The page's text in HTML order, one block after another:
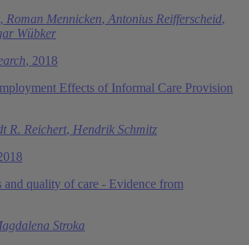
, Roman Mennicken, Antonius Reifferscheid,
Wübker
, 2018
Effects of Informal Care Provision
R. Reichert, Hendrik Schmitz
and quality of care - Evidence from
Stroka